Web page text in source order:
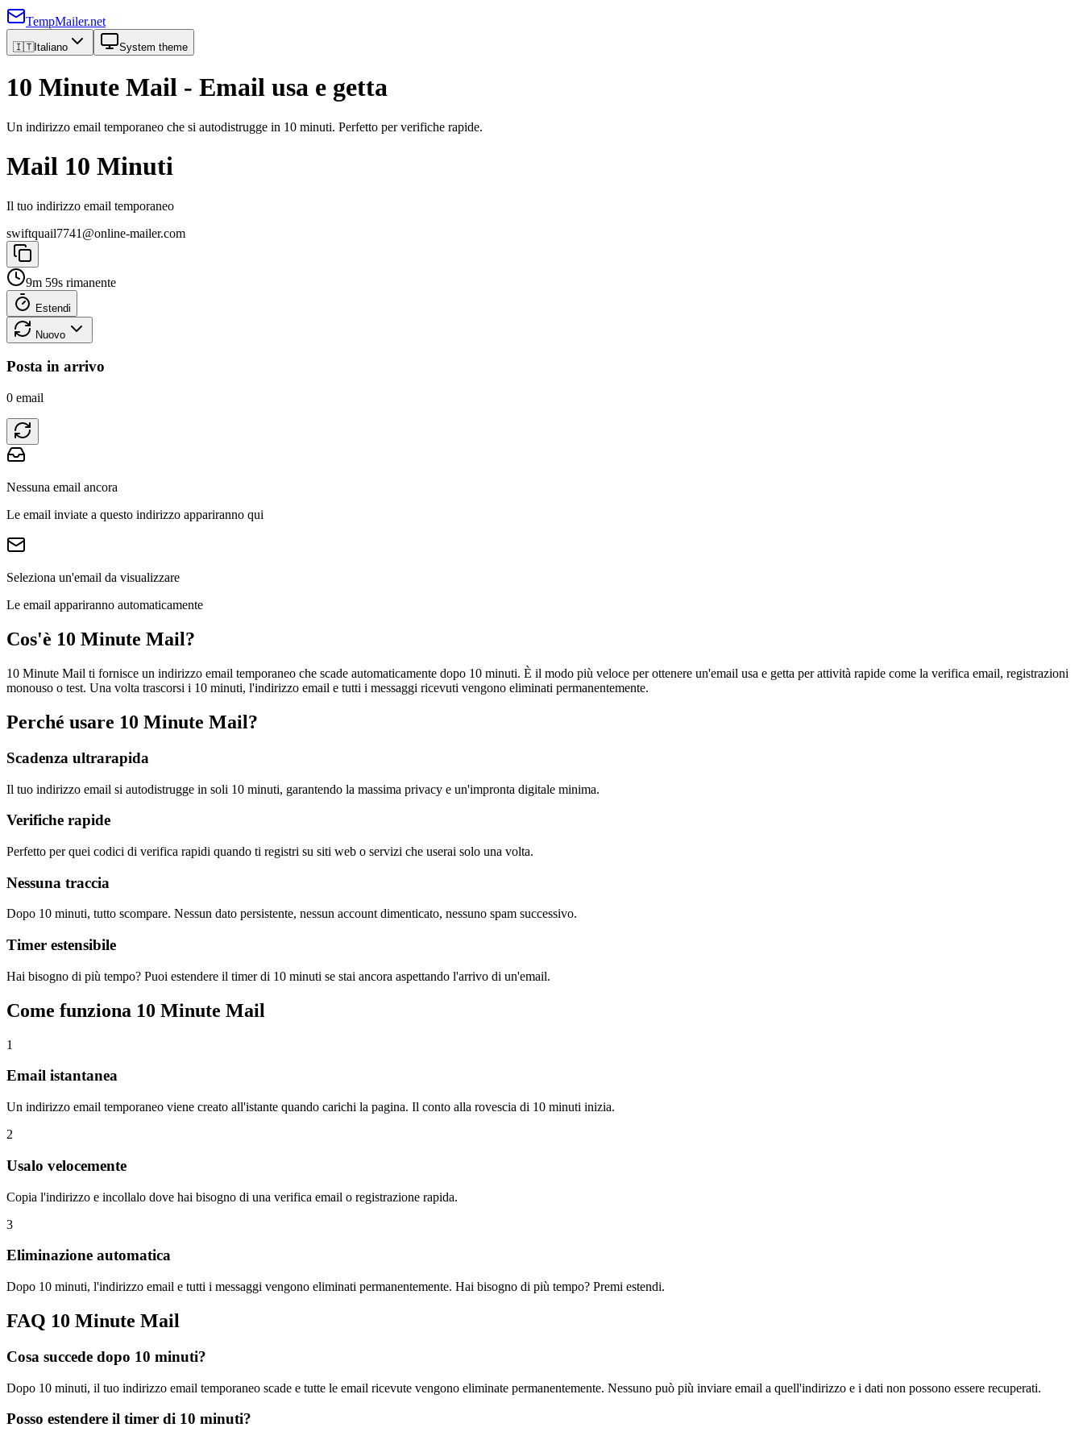
TempMailer.net
🇮🇹Italiano System theme
10 Minute Mail - Email usa e getta
Un indirizzo email temporaneo che si autodistrugge in 10 minuti. Perfetto per verifiche rapide.
Mail 10 Minuti
Il tuo indirizzo email temporaneo
swiftquail7741@online-mailer.com
9m 59s rimanente
Estendi
Nuovo
Posta in arrivo
0 email
Nessuna email ancora
Le email inviate a questo indirizzo appariranno qui
Seleziona un'email da visualizzare
Le email appariranno automaticamente
Cos'è 10 Minute Mail?
10 Minute Mail ti fornisce un indirizzo email temporaneo che scade automaticamente dopo 10 minuti. È il modo più veloce per ottenere un'email usa e getta per attività rapide come la verifica email, registrazioni
monouso o test. Una volta trascorsi i 10 minuti, l'indirizzo email e tutti i messaggi ricevuti vengono eliminati permanentemente.
Perché usare 10 Minute Mail?
Scadenza ultrarapida
Il tuo indirizzo email si autodistrugge in soli 10 minuti, garantendo la massima privacy e un'impronta digitale minima.
Verifiche rapide
Perfetto per quei codici di verifica rapidi quando ti registri su siti web o servizi che userai solo una volta.
Nessuna traccia
Dopo 10 minuti, tutto scompare. Nessun dato persistente, nessun account dimenticato, nessuno spam successivo.
Timer estensibile
Hai bisogno di più tempo? Puoi estendere il timer di 10 minuti se stai ancora aspettando l'arrivo di un'email.
Come funziona 10 Minute Mail
1
Email istantanea
Un indirizzo email temporaneo viene creato all'istante quando carichi la pagina. Il conto alla rovescia di 10 minuti inizia.
2
Usalo velocemente
Copia l'indirizzo e incollalo dove hai bisogno di una verifica email o registrazione rapida.
3
Eliminazione automatica
Dopo 10 minuti, l'indirizzo email e tutti i messaggi vengono eliminati permanentemente. Hai bisogno di più tempo? Premi estendi.
FAQ 10 Minute Mail
Cosa succede dopo 10 minuti?
Dopo 10 minuti, il tuo indirizzo email temporaneo scade e tutte le email ricevute vengono eliminate permanentemente. Nessuno può più inviare email a quell'indirizzo e i dati non possono essere recuperati.
Posso estendere il timer di 10 minuti?